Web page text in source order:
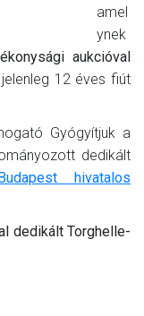
amel
ynek
aukcióval
12 éves fiút
Gyógyítjuk a
dedikált
hivatalos
dedikált Torghelle-